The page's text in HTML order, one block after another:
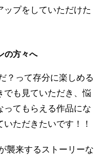
プをしていただけた
の方々へ
？って存分に楽しめる
でも見ていただき、悩
ってもらえる作品にな
ただきたいです！！
襲来するストーリーな